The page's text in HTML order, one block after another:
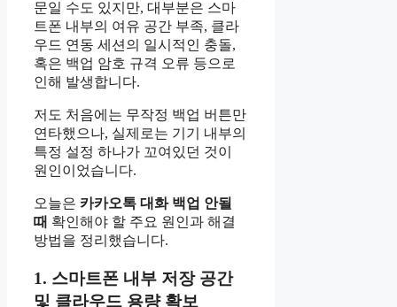
문일 수도 있지만, 대부분은 스마
트폰 내부의 여유 공간 부족, 클라
우드 연동 세션의 일시적인 충돌,
혹은 백업 암호 규격 오류 등으로
인해 발생합니다.
저도 처음에는 무작정 백업 버튼만
연타했으나, 실제로는 기기 내부의
특정 설정 하나가 꼬여있던 것이
원인이었습니다.
오늘은 카카오톡 대화 백업 안될
때 확인해야 할 주요 원인과 해결
방법을 정리했습니다.
1. 스마트폰 내부 저장 공간
및 클라우드 용량 확보